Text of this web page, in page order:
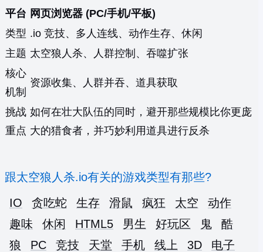
平台 网页浏览器 (PC/手机/平板)
类型 .io 竞技、多人连线、动作生存、休闲
主题 太空狼人杀、人群控制、吞噬扩张
核心
机制
资源收集、人群并吞、道具获取
挑战
重点
如何在壮大队伍的同时，避开那些规模比你更庞
大的猎食者，并巧妙利用道具进行反杀
跟太空狼人杀.io有关的游戏类型有那些?
IO
贪吃蛇 生存 滑鼠 疯狂 太空
动作
趣味
休闲 HTML5 男生 好玩区 鬼
酷
狼
PC 竞技 天堂 手机 线上 3D
电子